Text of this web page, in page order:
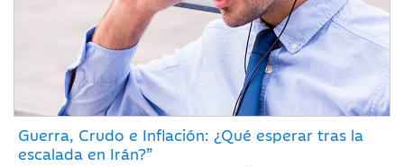
Guerra, Crudo e Inflación: ¿Qué esperar tras la
escalada en Irán?”